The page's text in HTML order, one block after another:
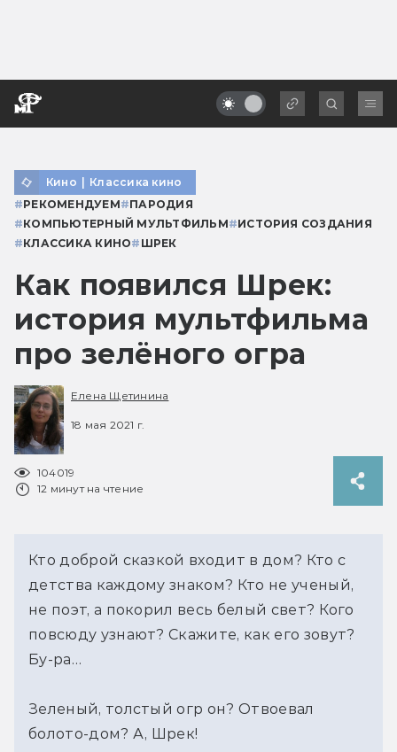
Кино | Классика кино
#РЕКОМЕНДУЕМ#ПАРОДИЯ
#КОМПЬЮТЕРНЫЙ МУЛЬТФИЛЬМ#ИСТОРИЯ СОЗДАНИЯ
#КЛАССИКА КИНО# ШРЕК
Как появился Шрек:
история мультфильма
про зелёного огра
Елена Щетинина
18 мая 2021 г.
104019
12 минут на чтение
Кто доброй сказкой входит в дом? Кто с
детства каждому знаком? Кто не ученый,
не поэт, а покорил весь белый свет? Кого
повсюду узнают? Скажите, как его зовут?
Бу-ра…
Зеленый, толстый огр он? Отвоевал
болото-дом? А, Шрек!